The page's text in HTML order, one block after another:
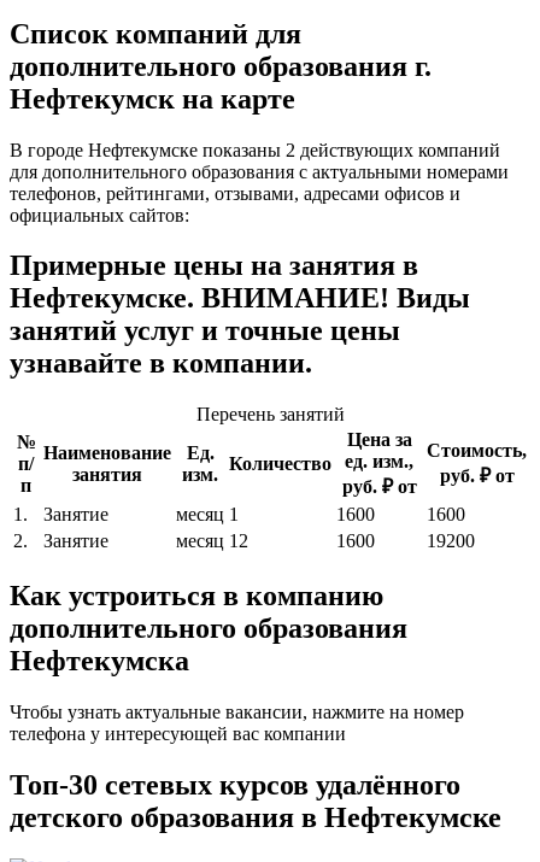
Список компаний для
дополнительного образования г.
Нефтекумск на карте
В городе Нефтекумске показаны 2 действующих компаний
для дополнительного образования с актуальными номерами
телефонов, рейтингами, отзывами, адресами офисов и
официальных сайтов:
Примерные цены на занятия в
Нефтекумске. ВНИМАНИЕ! Виды
занятий услуг и точные цены
узнавайте в компании.
Перечень занятий
№
п/
п
Наименование
занятия
Ед.
изм.
Количество
Цена за
ед. изм.,
руб. ₽ от
Стоимость,
руб. ₽ от
1.
Занятие месяц 1 1600
1600
2.
Занятие месяц 12 1600 19200
Как устроиться в компанию
дополнительного образования
Нефтекумска
Чтобы узнать актуальные вакансии, нажмите на номер
телефона у интересующей вас компании
Топ-30 сетевых курсов удалённого
детского образования в Нефтекумске